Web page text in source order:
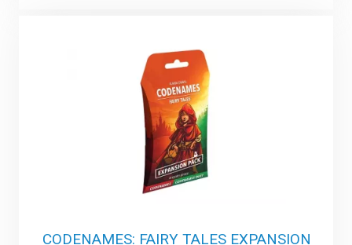
CODENAMES: FAIRY TALES EXPANSION